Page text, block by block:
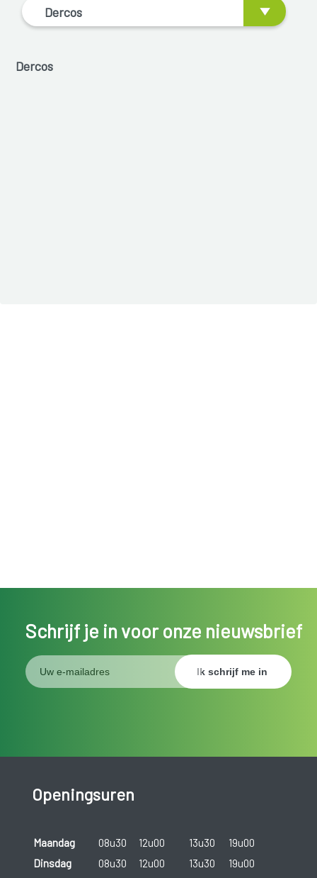
Dercos
Dercos
Schrijf je in voor onze nieuwsbrief
Openingsuren
Maandag 08u30 12u00 13u30
19u00
Dinsdag
08u30 12u00 13u30
19u00